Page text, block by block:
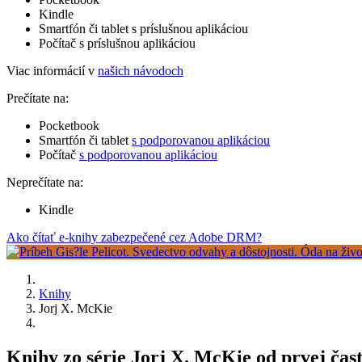
Kindle
Smartfón či tablet s príslušnou aplikáciou
Počítač s príslušnou aplikáciou
Viac informácií v našich návodoch
Prečítate na:
Pocketbook
Smartfón či tablet s podporovanou aplikáciou
Počítač s podporovanou aplikáciou
Neprečítate na:
Kindle
Ako čítať e-knihy zabezpečené cez Adobe DRM?
Knihy
Jorj X. McKie
Knihy zo série Jorj X. McKie od prvej